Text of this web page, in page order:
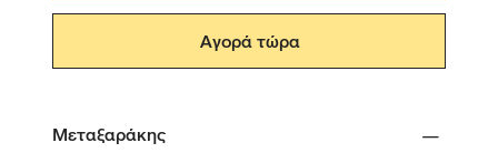
Αγορά τώρα
Μεταξαράκης